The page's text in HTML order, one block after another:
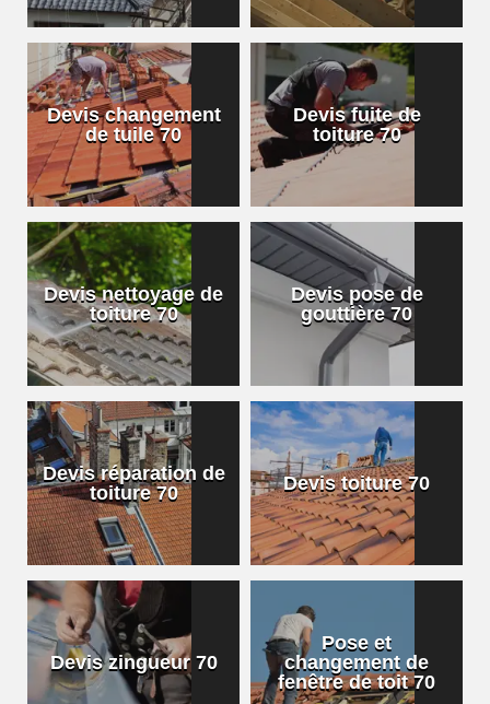
Devis changement
de tuile 70
Devis fuite de
toiture 70
Devis nettoyage de
toiture 70
Devis pose de
gouttière 70
Devis réparation de
toiture 70
Devis toiture 70
Devis zingueur 70
Pose et
changement de
fenêtre de toit 70